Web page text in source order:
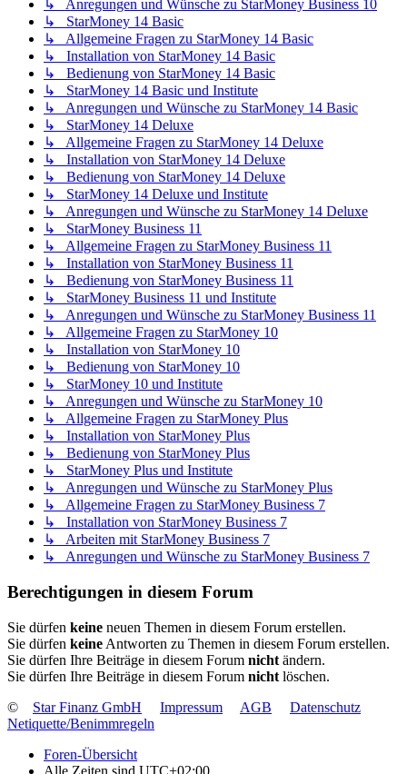
↳ Anregungen und Wünsche zu StarMoney Business 10
↳ StarMoney 14 Basic
↳ Allgemeine Fragen zu StarMoney 14 Basic
↳ Installation von StarMoney 14 Basic
↳ Bedienung von StarMoney 14 Basic
↳ StarMoney 14 Basic und Institute
↳ Anregungen und Wünsche zu StarMoney 14 Basic
↳ StarMoney 14 Deluxe
↳ Allgemeine Fragen zu StarMoney 14 Deluxe
↳ Installation von StarMoney 14 Deluxe
↳ Bedienung von StarMoney 14 Deluxe
↳ StarMoney 14 Deluxe und Institute
↳ Anregungen und Wünsche zu StarMoney 14 Deluxe
↳ StarMoney Business 11
↳ Allgemeine Fragen zu StarMoney Business 11
↳ Installation von StarMoney Business 11
↳ Bedienung von StarMoney Business 11
↳ StarMoney Business 11 und Institute
↳ Anregungen und Wünsche zu StarMoney Business 11
↳ Allgemeine Fragen zu StarMoney 10
↳ Installation von StarMoney 10
↳ Bedienung von StarMoney 10
↳ StarMoney 10 und Institute
↳ Anregungen und Wünsche zu StarMoney 10
↳ Allgemeine Fragen zu StarMoney Plus
↳ Installation von StarMoney Plus
↳ Bedienung von StarMoney Plus
↳ StarMoney Plus und Institute
↳ Anregungen und Wünsche zu StarMoney Plus
↳ Allgemeine Fragen zu StarMoney Business 7
↳ Installation von StarMoney Business 7
↳ Arbeiten mit StarMoney Business 7
↳ Anregungen und Wünsche zu StarMoney Business 7
Berechtigungen in diesem Forum
Sie dürfen keine neuen Themen in diesem Forum erstellen.
Sie dürfen keine Antworten zu Themen in diesem Forum erstellen.
Sie dürfen Ihre Beiträge in diesem Forum nicht ändern.
Sie dürfen Ihre Beiträge in diesem Forum nicht löschen.
©
Star Finanz GmbH Impressum AGB
Datenschutz
Netiquette/Benimmregeln
Foren-Übersicht
Alle Zeiten sind UTC+02:00